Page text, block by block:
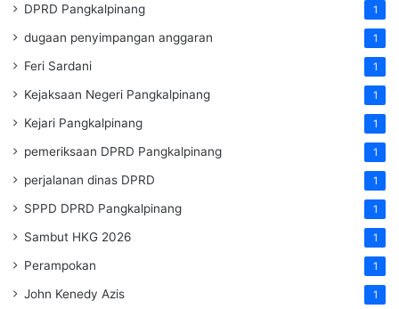
DPRD Pangkalpinang 1
dugaan penyimpangan anggaran 1
Feri Sardani 1
Kejaksaan Negeri Pangkalpinang 1
Kejari Pangkalpinang 1
pemeriksaan DPRD Pangkalpinang 1
perjalanan dinas DPRD 1
SPPD DPRD Pangkalpinang 1
Sambut HKG 2026 1
Perampokan 1
John Kenedy Azis 1